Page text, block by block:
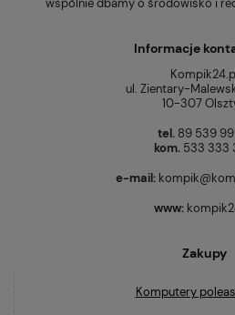
wspólnie dbamy o środowisko i
Informacje
ul. Zientary-
10-307
tel. 89 539
kom. 533 333
e-mail:
www:
Zakupy
Komputery